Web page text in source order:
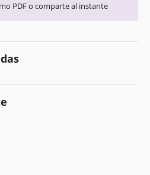
PDF o comparte al instante